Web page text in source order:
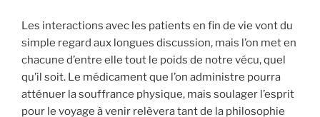
Les interactions avec les patients en fin de vie vont du
simple regard aux longues discussion, mais l’on met en
chacune d’entre elle tout le poids de notre vécu, quel
qu’il soit. Le médicament que l’on administre pourra
atténuer la souffrance physique, mais soulager l’esprit
pour le voyage à venir relèvera tant de la philosophie